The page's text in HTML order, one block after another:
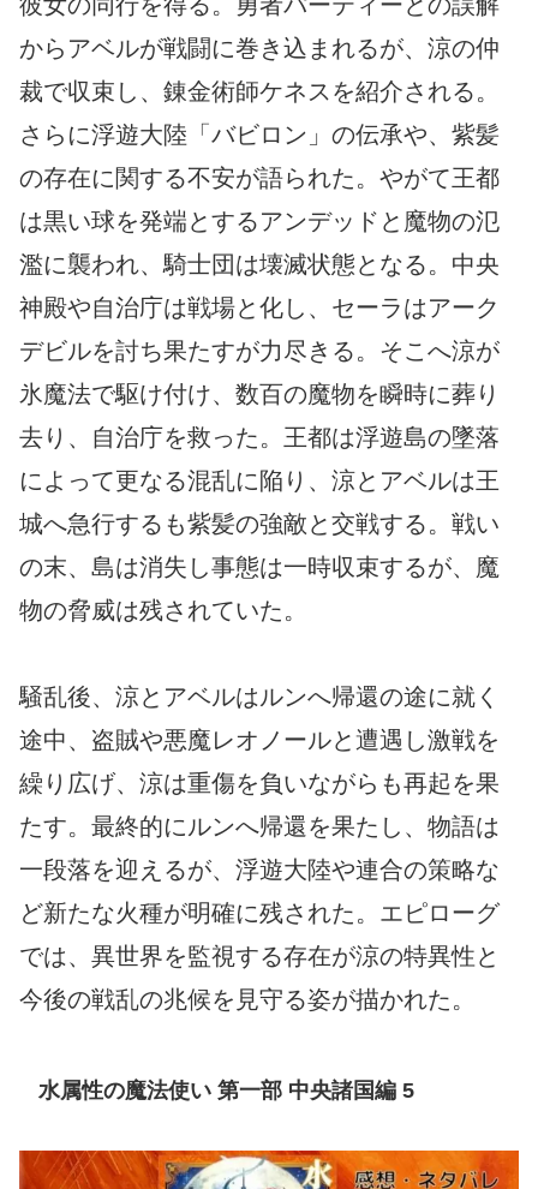
からアベルが戦闘に巻き込まれるが、涼の仲
裁で収束し、錬金術師ケネスを紹介される。
さらに浮遊大陸「バビロン」の伝承や、紫髪
の存在に関する不安が語られた。やがて王都
は黒い球を発端とするアンデッドと魔物の氾
濫に襲われ、騎士団は壊滅状態となる。中央
神殿や自治庁は戦場と化し、セーラはアーク
デビルを討ち果たすが力尽きる。そこへ涼が
氷魔法で駆け付け、数百の魔物を瞬時に葬り
去り、自治庁を救った。王都は浮遊島の墜落
によって更なる混乱に陥り、涼とアベルは王
城へ急行するも紫髪の強敵と交戦する。戦い
の末、島は消失し事態は一時収束するが、魔
物の脅威は残されていた。
騒乱後、涼とアベルはルンへ帰還の途に就く
途中、盗賊や悪魔レオノールと遭遇し激戦を
繰り広げ、涼は重傷を負いながらも再起を果
たす。最終的にルンへ帰還を果たし、物語は
一段落を迎えるが、浮遊大陸や連合の策略な
ど新たな火種が明確に残された。エピローグ
では、異世界を監視する存在が涼の特異性と
今後の戦乱の兆候を見守る姿が描かれた。
水属性の魔法使い 第一部 中央諸国編 5